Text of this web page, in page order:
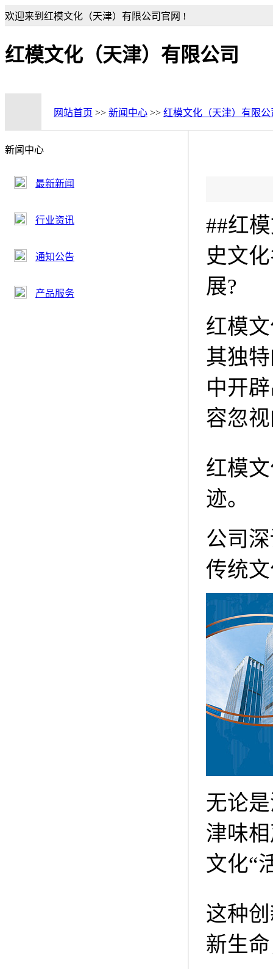
欢迎来到红模文化（天津）有限公司官网 !
红模文化（天津）有限公司
网站首页 >> 新闻中心 >> 红模文化（天津）有限公
新闻中心
最新新闻
行业资讯
通知公告
产品服务
##红
史文
展?
红模
其独
中开
容忽
红模
迹。
公司
传统
无论
津味
文化“
这种
新生